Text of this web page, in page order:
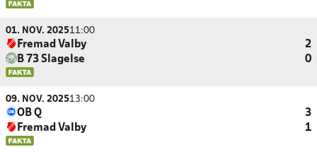
01. NOV. 202511:00
Fremad Valby
2
B 73 Slagelse
0
09. NOV. 202513:00
OB Q
3
Fremad Valby
1